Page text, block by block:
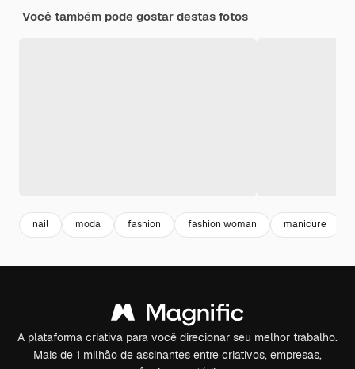
Você também pode gostar destas fotos
nail moda fashion fashion woman manicure
A plataforma criativa para você direcionar seu melhor trabalho.
Mais de 1 milhão de assinantes entre criativos, empresas,